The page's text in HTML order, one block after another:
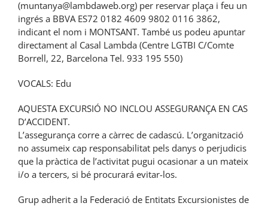
(muntanya@lambdaweb.org) per reservar plaça i feu un
ingrés a BBVA ES72 0182 4609 9802 0116 3862,
indicant el nom i MONTSANT. També us podeu apuntar
directament al Casal Lambda (Centre LGTBI C/Comte
Borrell, 22, Barcelona Tel. 933 195 550)
VOCALS: Edu
AQUESTA EXCURSIÓ NO INCLOU ASSEGURANÇA EN CAS
D’ACCIDENT.
L’assegurança corre a càrrec de cadascú. L’organització
no assumeix cap responsabilitat pels danys o perjudicis
que la pràctica de l’activitat pugui ocasionar a un mateix
i/o a tercers, si bé procurará evitar-los.
Grup adherit a la Federació de Entitats Excursionistes de